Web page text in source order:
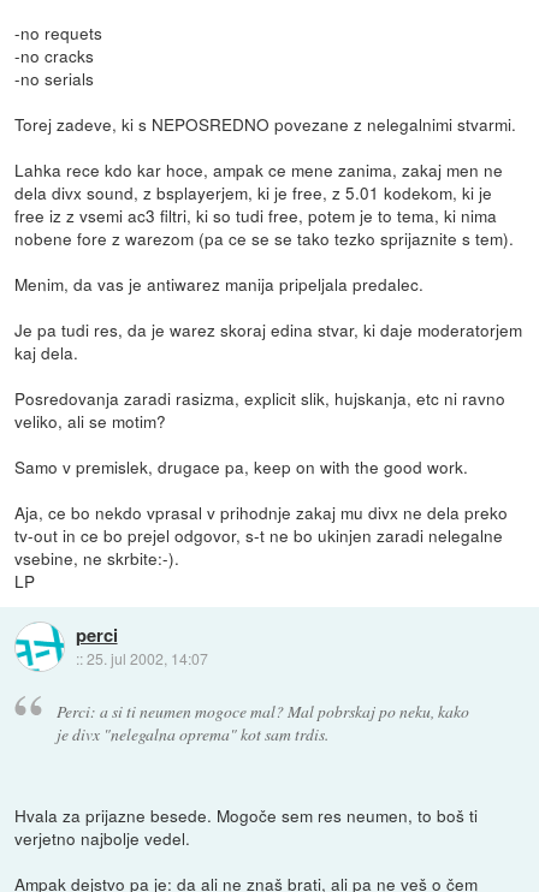
-no requets
-no cracks
-no serials
Torej zadeve, ki s NEPOSREDNO povezane z nelegalnimi stvarmi.
Lahka rece kdo kar hoce, ampak ce mene zanima, zakaj men ne
dela divx sound, z bsplayerjem, ki je free, z 5.01 kodekom, ki je
free iz z vsemi ac3 filtri, ki so tudi free, potem je to tema, ki nima
nobene fore z warezom (pa ce se se tako tezko sprijaznite s tem).
Menim, da vas je antiwarez manija pripeljala predalec.
Je pa tudi res, da je warez skoraj edina stvar, ki daje moderatorjem
kaj dela.
Posredovanja zaradi rasizma, explicit slik, hujskanja, etc ni ravno
veliko, ali se motim?
Samo v premislek, drugace pa, keep on with the good work.
Aja, ce bo nekdo vprasal v prihodnje zakaj mu divx ne dela preko
tv-out in ce bo prejel odgovor, s-t ne bo ukinjen zaradi nelegalne
vsebine, ne skrbite:-).
LP
perci
::25. jul 2002, 14:07
Perci: a si ti neumen mogoce mal? Mal pobrskaj po neku, kako
je divx "nelegalna oprema" kot sam trdis.
Hvala za prijazne besede. Mogoče sem res neumen, to boš ti
verjetno najbolje vedel.
Ampak dejstvo pa je: da ali ne znaš brati, ali pa ne veš o čem